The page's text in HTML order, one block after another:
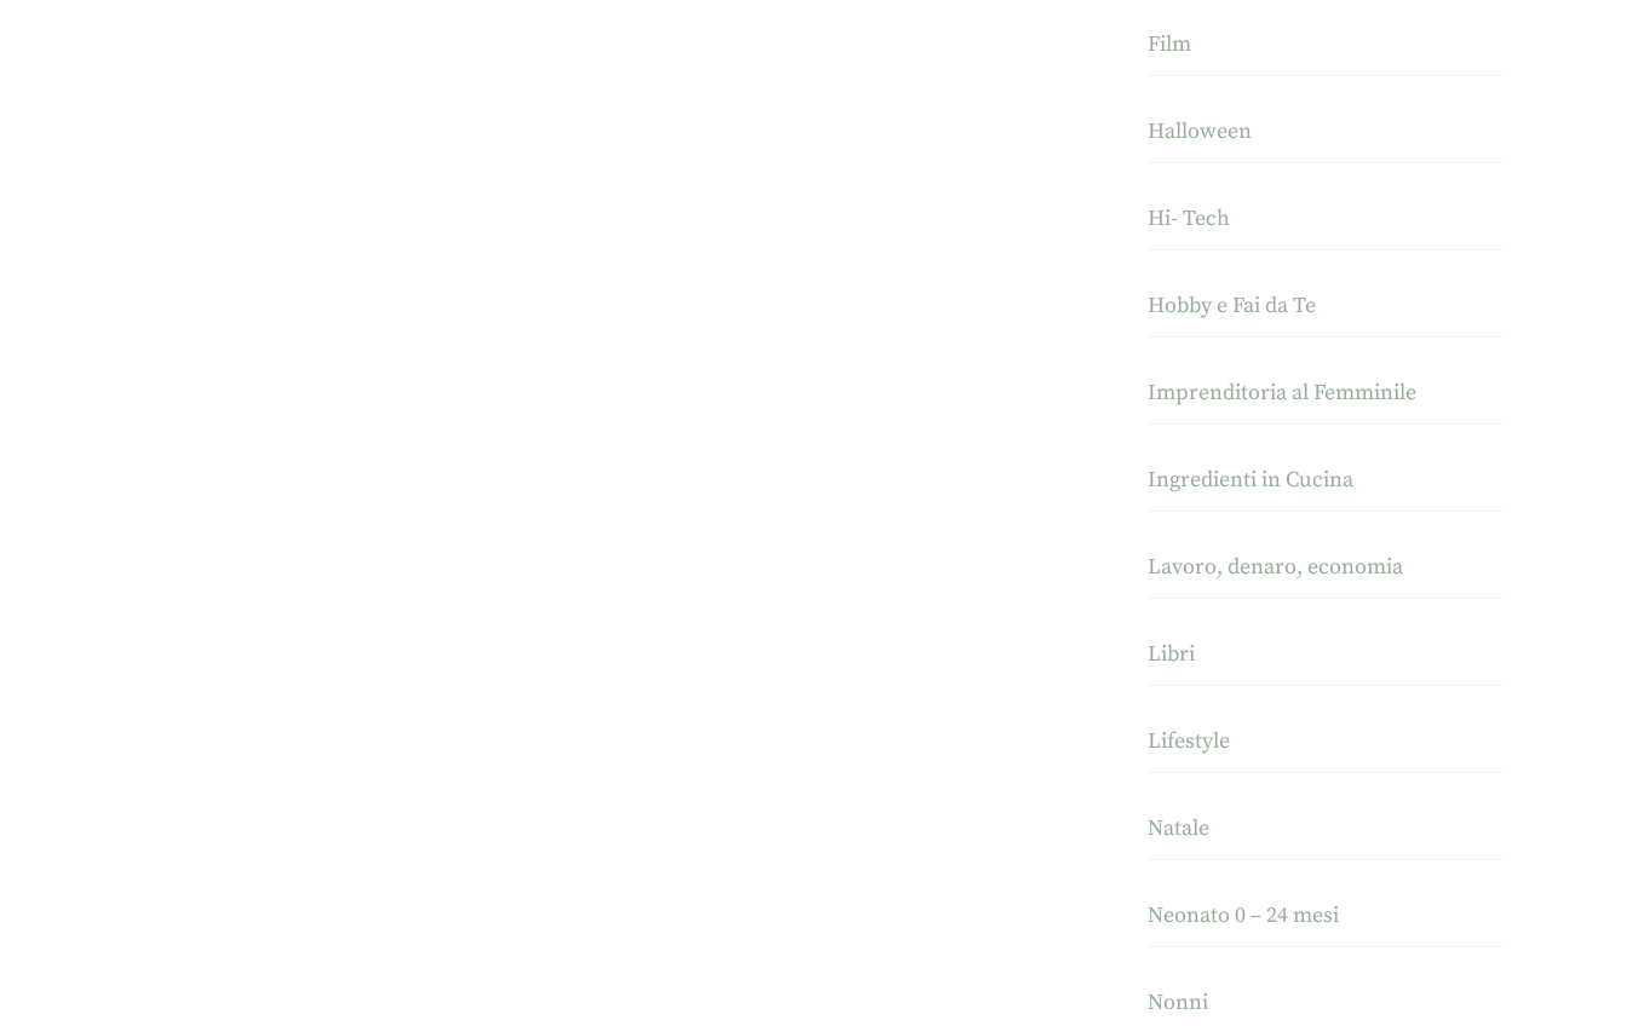
Film
Halloween
Hi- Tech
Hobby e Fai da Te
Imprenditoria al Femminile
Ingredienti in Cucina
Lavoro, denaro, economia
Libri
Lifestyle
Natale
Neonato 0 – 24 mesi
Nonni